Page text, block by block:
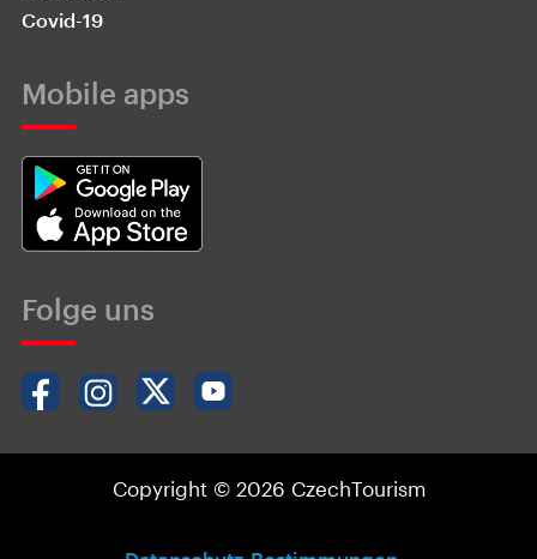
Covid-19
Mobile apps
Folge uns
Copyright © 2026 CzechTourism